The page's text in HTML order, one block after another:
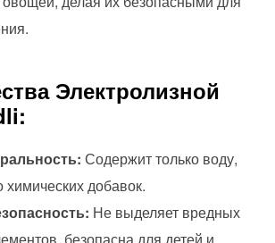
Электролизной
Содержит только воду,
химических добавок.
Не выделяет вредных